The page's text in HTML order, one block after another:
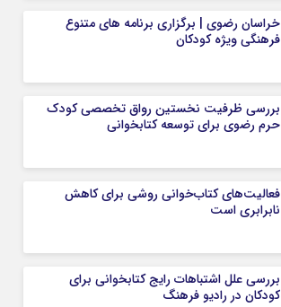
خراسان رضوی | برگزاری برنامه های متنوع
فرهنگی ویژه کودکان
بررسی ظرفیت نخستین رواق تخصصی کودک
حرم رضوی برای توسعه کتابخوانی
فعالیت‌های کتاب‌خوانی روشی برای کاهش
نابرابری است
بررسی علل اشتباهات رایج کتابخوانی برای
کودکان در رادیو فرهنگ